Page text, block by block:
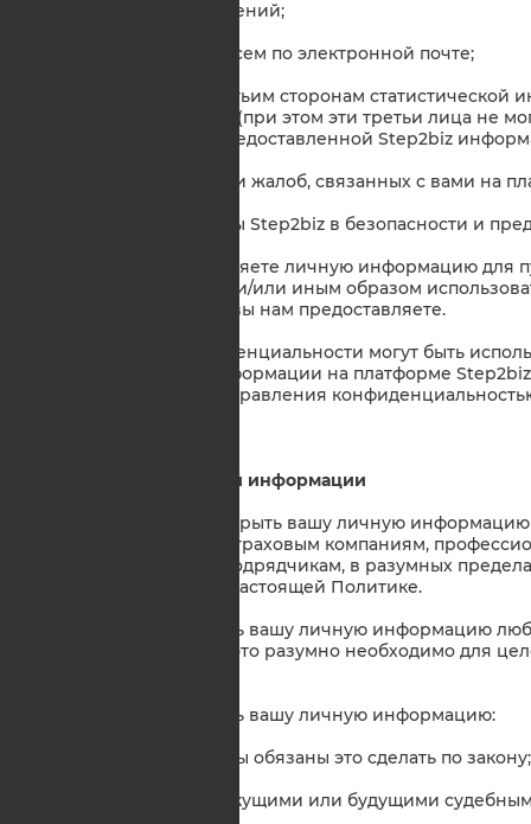
передачи вам сообщений;
направление вам писем по электронной почте;
предоставление третьим сторонам статистической
Платформы Step2biz (при этом эти третьи лица не
пользователей по предоставленной Step2biz
обработки запросов и жалоб, связанных с вами на
хранения Платформы Step2biz в безопасности и
3.3. Если вы предоставляете личную информацию для
мы будем публиковать и/или иным образом
вашим согласием, что вы нам предоставляете.
3.4. Параметры конфиденциальности могут быть
публикации вашей информации на платформе
помощью элементов управления
4. Разглашение личной информации
4.1. Step2biz может раскрыть вашу личную
должностным лицам, страховым компаниям,
поставщикам или субподрядчикам, в разумных
целей, изложенных в настоящей Политике.
4.2. Мы можем раскрыть вашу личную информацию
в той мере, насколько это разумно необходимо для
4.3. Мы можем раскрыть вашу личную информацию:
в том случае, когда мы обязаны это сделать по закону;
в связи с любыми текущими или будущими